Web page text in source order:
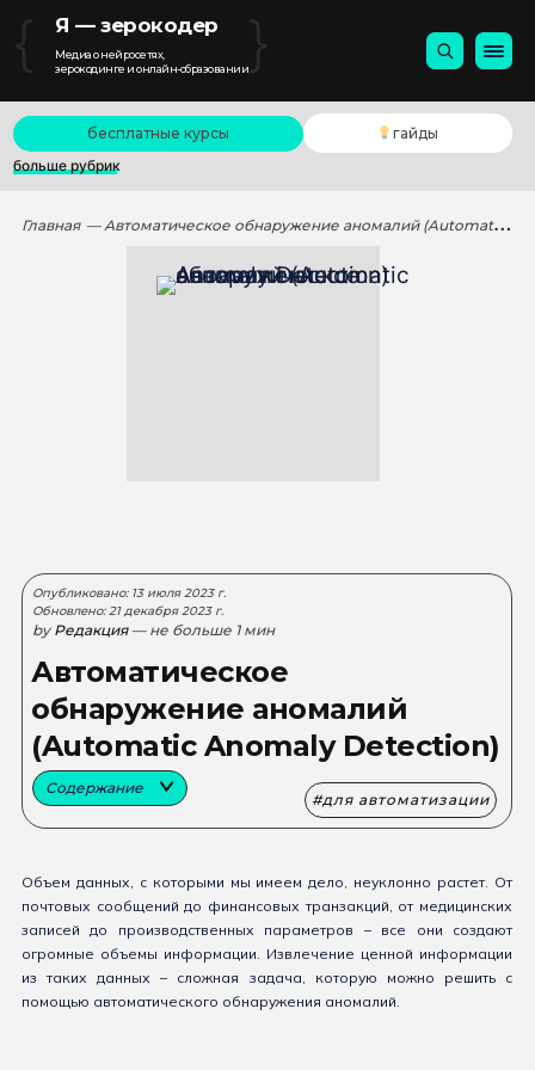
{ Я — зерокодер
Медиа о нейросетях,
зерокодинге и онлайн-образовании}
бесплатные курсы
гайды
больше рубрик
Главная — Автоматическое обнаружение аномалий (Automatic Anomaly Detection)
Опубликовано: 13 июля 2023 г.
Обновлено: 21 декабря 2023 г.
by Редакция — не больше 1 мин
Автоматическое
обнаружение аномалий
(Automatic Anomaly Detection)
Содержание
для автоматизации
Объем данных, с которыми мы имеем дело, неуклонно растет. От
почтовых сообщений до финансовых транзакций, от медицинских
записей до производственных параметров – все они создают
огромные объемы информации. Извлечение ценной информации
из таких данных – сложная задача, которую можно решить с
помощью автоматического обнаружения аномалий.